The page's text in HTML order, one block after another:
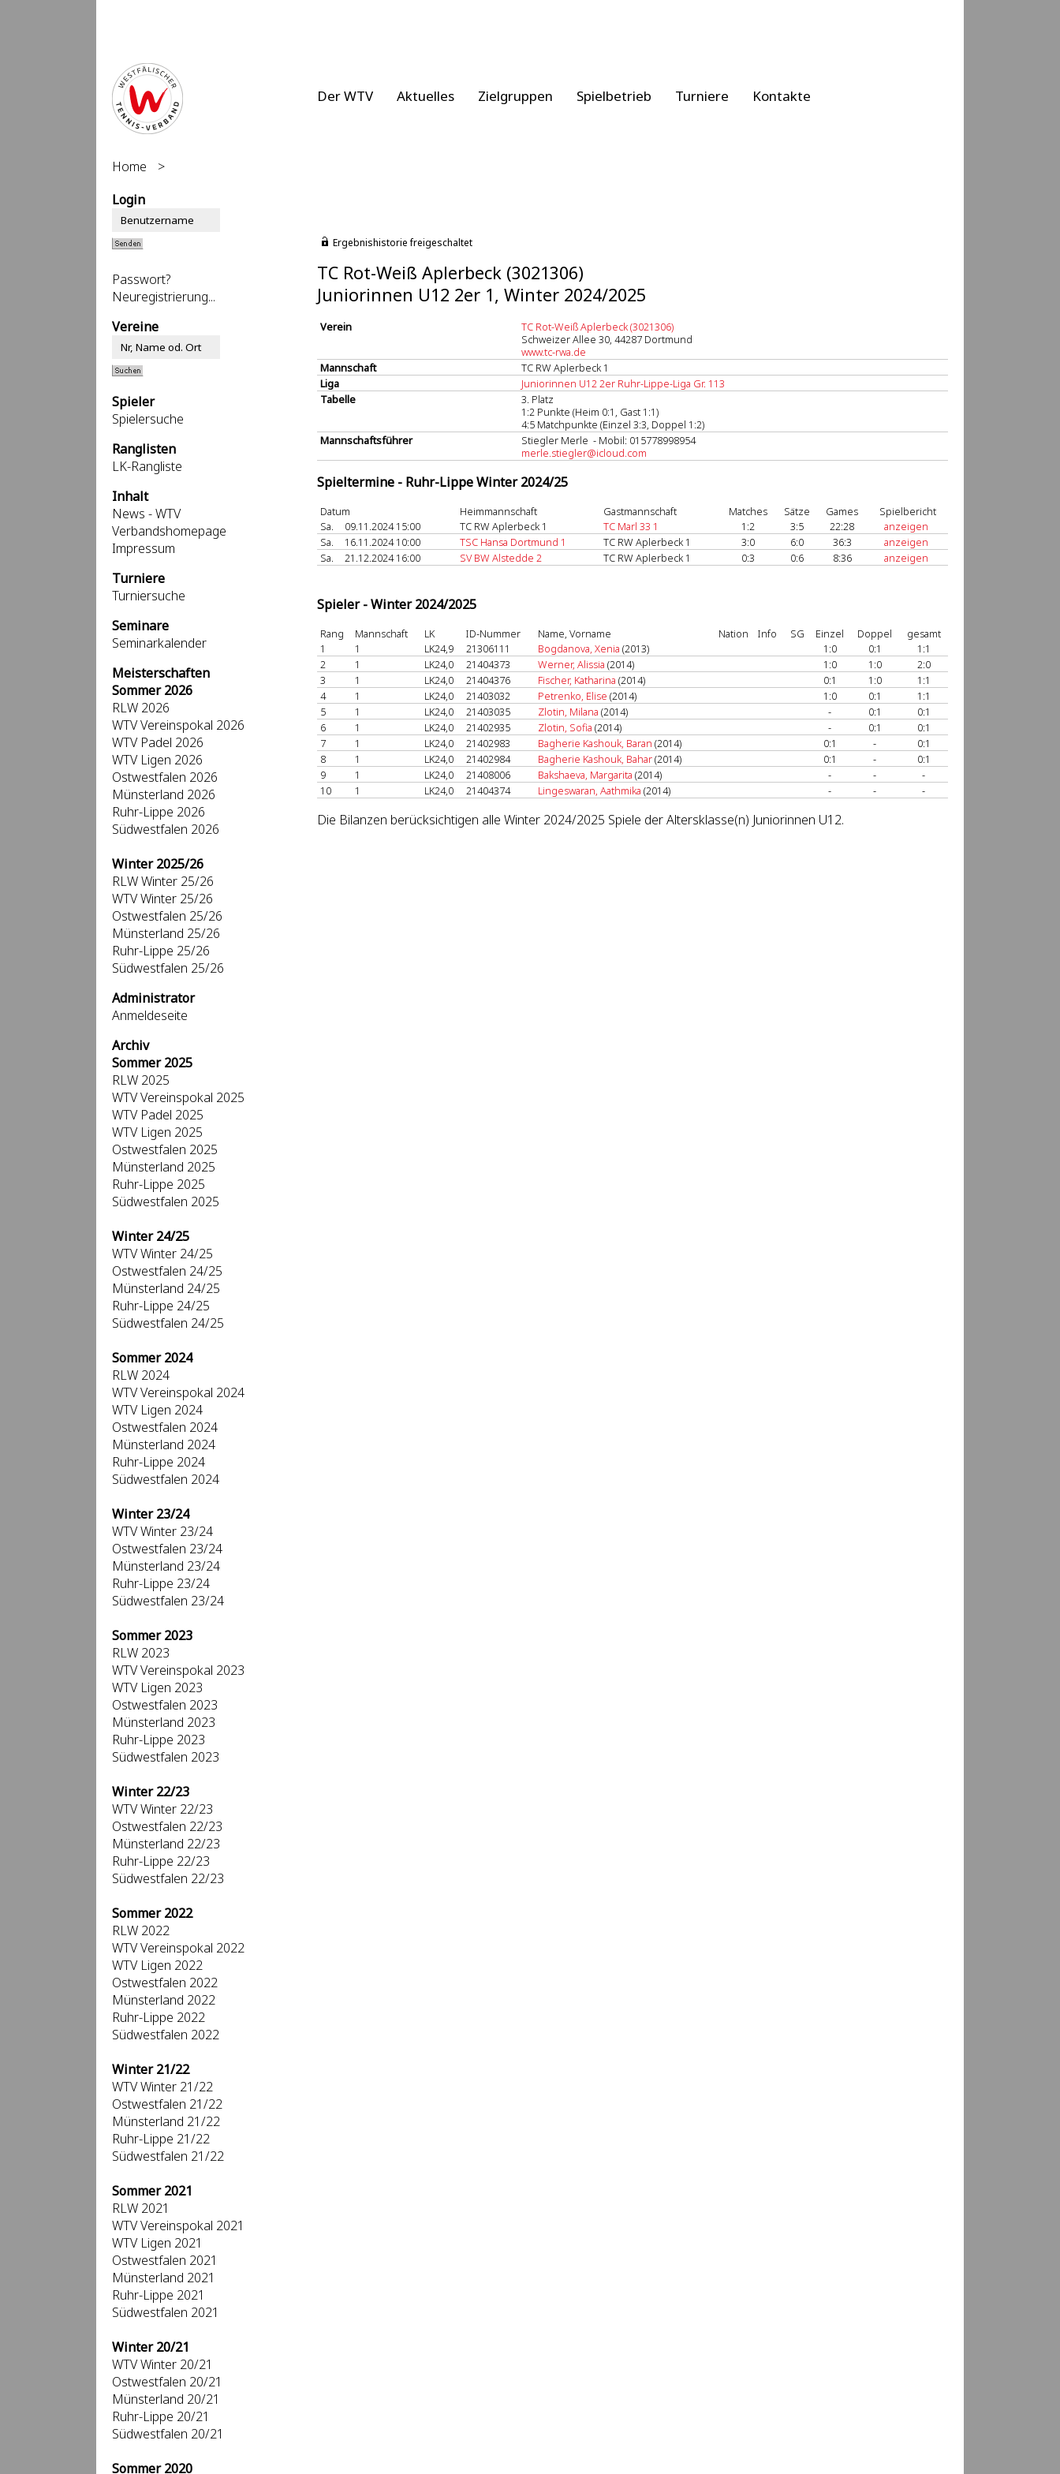
Der WTV Aktuelles Zielgruppen Spielbetrieb Turniere Kontakte
Home
>
Login
Passwort?
Neuregistrierung...
Vereine
Spieler
Spielersuche
Ranglisten
LK-Rangliste
Inhalt
News - WTV
Verbandshomepage
Impressum
Turniere
Turniersuche
Seminare
Seminarkalender
Meisterschaften
Sommer 2026
RLW 2026
WTV Vereinspokal 2026
WTV Padel 2026
WTV Ligen 2026
Ostwestfalen 2026
Münsterland 2026
Ruhr-Lippe 2026
Südwestfalen 2026
Winter 2025/26
RLW Winter 25/26
WTV Winter 25/26
Ostwestfalen 25/26
Münsterland 25/26
Ruhr-Lippe 25/26
Südwestfalen 25/26
Administrator
Anmeldeseite
Archiv
Sommer 2025
RLW 2025
WTV Vereinspokal 2025
WTV Padel 2025
WTV Ligen 2025
Ostwestfalen 2025
Münsterland 2025
Ruhr-Lippe 2025
Südwestfalen 2025
Winter 24/25
WTV Winter 24/25
Ostwestfalen 24/25
Münsterland 24/25
Ruhr-Lippe 24/25
Südwestfalen 24/25
Sommer 2024
RLW 2024
WTV Vereinspokal 2024
WTV Ligen 2024
Ostwestfalen 2024
Münsterland 2024
Ruhr-Lippe 2024
Südwestfalen 2024
Winter 23/24
WTV Winter 23/24
Ostwestfalen 23/24
Münsterland 23/24
Ruhr-Lippe 23/24
Südwestfalen 23/24
Sommer 2023
RLW 2023
WTV Vereinspokal 2023
WTV Ligen 2023
Ostwestfalen 2023
Münsterland 2023
Ruhr-Lippe 2023
Südwestfalen 2023
Winter 22/23
WTV Winter 22/23
Ostwestfalen 22/23
Münsterland 22/23
Ruhr-Lippe 22/23
Südwestfalen 22/23
Sommer 2022
RLW 2022
WTV Vereinspokal 2022
WTV Ligen 2022
Ostwestfalen 2022
Münsterland 2022
Ruhr-Lippe 2022
Südwestfalen 2022
Winter 21/22
WTV Winter 21/22
Ostwestfalen 21/22
Münsterland 21/22
Ruhr-Lippe 21/22
Südwestfalen 21/22
Sommer 2021
RLW 2021
WTV Vereinspokal 2021
WTV Ligen 2021
Ostwestfalen 2021
Münsterland 2021
Ruhr-Lippe 2021
Südwestfalen 2021
Winter 20/21
WTV Winter 20/21
Ostwestfalen 20/21
Münsterland 20/21
Ruhr-Lippe 20/21
Südwestfalen 20/21
Sommer 2020
Ergebnishistorie freigeschaltet
TC Rot-Weiß Aplerbeck (3021306)
Juniorinnen U12 2er 1, Winter 2024/2025
Verein
TC Rot-Weiß Aplerbeck (3021306)
Schweizer Allee 30, 44287 Dortmund
www.tc-rwa.de
Mannschaft
TC RW Aplerbeck 1
Liga
Juniorinnen U12 2er Ruhr-Lippe-Liga Gr. 113
Tabelle
3. Platz
1:2 Punkte (Heim 0:1, Gast 1:1)
4:5 Matchpunkte (Einzel 3:3, Doppel 1:2)
Mannschaftsführer
Stiegler Merle - Mobil: 015778998954
merle.stiegler@icloud.com
Spieltermine - Ruhr-Lippe Winter 2024/25
Datum Heimmannschaft Gastmannschaft Matches Sätze Games
Spielbericht
Sa.
09.11.2024 15:00 TC RW Aplerbeck 1 TC Marl 33 1 1:2 3:5 22:28
anzeigen
Sa.
16.11.2024 10:00 TSC Hansa Dortmund 1 TC RW Aplerbeck 1 3:0 6:0 36:3
anzeigen
Sa.
21.12.2024 16:00 SV BW Alstedde 2 TC RW Aplerbeck 1 0:3 0:6 8:36 anzeigen
Spieler - Winter 2024/2025
Rang Mannschaft LK ID-Nummer Name, Vorname Nation Info SG Einzel Doppel
gesamt
1
1 LK24,9 21306111 Bogdanova, Xenia (2013) 1:0 0:1
1:1
2
1 LK24,0 21404373 Werner, Alissia (2014) 1:0 1:0
2:0
3
1 LK24,0 21404376 Fischer, Katharina (2014) 0:1 1:0
1:1
4
1 LK24,0 21403032 Petrenko, Elise (2014) 1:0 0:1
1:1
5
1 LK24,0 21403035 Zlotin, Milana (2014) - 0:1
0:1
6
1 LK24,0 21402935 Zlotin, Sofia (2014) - 0:1
0:1
7
1 LK24,0 21402983 Bagherie Kashouk, Baran (2014) 0:1 -
0:1
8
1 LK24,0 21402984 Bagherie Kashouk, Bahar(2014) 0:1 -
0:1
9
1 LK24,0 21408006 Bakshaeva, Margarita (2014) - -
-
10
1 LK24,0 21404374 Lingeswaran, Aathmika (2014) - - -
Die Bilanzen berücksichtigen alle Winter 2024/2025 Spiele der Altersklasse(n) Juniorinnen U12.